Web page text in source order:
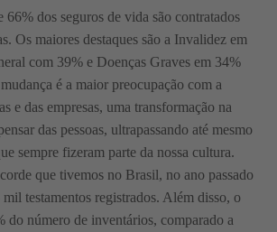
66% dos seguros de vida são contratados
Os maiores destaques são a Invalidez em
com 39% e Doenças Graves em 34%
é a maior preocupação com a
e das empresas, uma transformação na
das pessoas, ultrapassando até mesmo
sempre fizeram parte da nossa cultura.
que tivemos no Brasil, no ano passado
testamentos registrados. Além disso, o
do número de inventários, comparado a